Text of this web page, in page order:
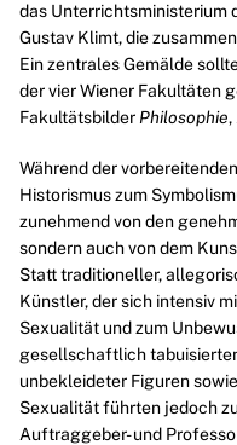
das Unterrichtsministerium
Gustav Klimt, die
Ein zentrales Gemälde
der vier Wiener Fakultäten
FakultätsbilderPhilosophie,
Während der
Historismus zum
zunehmend von den
sondern auch von dem
Statt traditioneller,
Künstler, der sich intensiv
Sexualität und zum
gesellschaftlich
unbekleideter Figuren
Sexualität führten jedoch
Auftraggeber- und